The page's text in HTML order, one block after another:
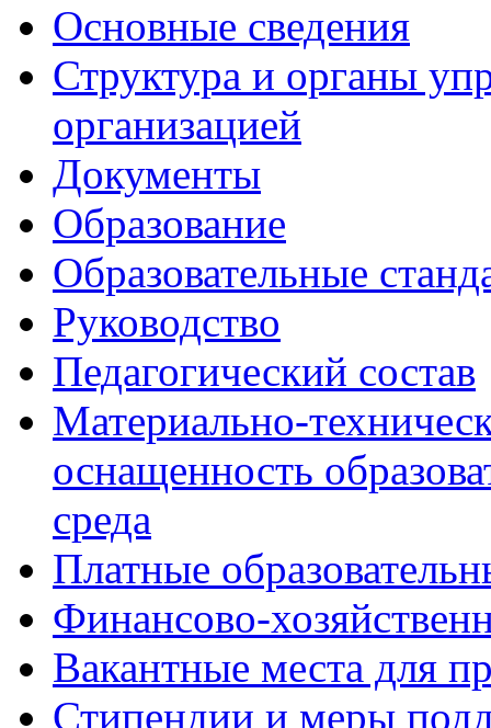
Основные сведения
Структура и органы
организацией
Документы
Образование
Образовательные
Руководство
Педагогический состав
Материально-
оснащенность
среда
Платные
Финансово-
Вакантные места для
Стипендии и меры